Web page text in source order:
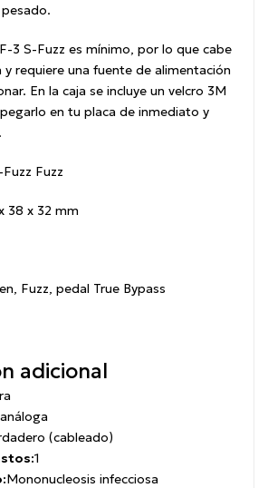
3 S-Fuzz es mínimo, por lo que cabe
y requiere una fuente de alimentación
En la caja se incluye un velcro 3M
en tu placa de inmediato y
Fuzz
38 x 32 mm
Fuzz, pedal True Bypass
adicional
(cableado)
1
Mononucleosis infecciosa